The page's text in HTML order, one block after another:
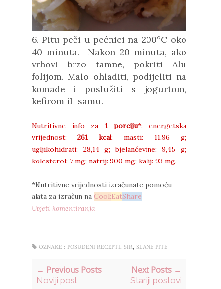
6. Pitu peči u pećnici na 200°C oko
40 minuta. Nakon 20 minuta, ako
vrhovi brzo tamne, pokriti Alu
folijom. Malo ohladiti, podijeliti na
komade i poslužiti s jogurtom,
kefirom ili samu.
Nutritivne info za1 porciju*: energetska
vrijednost:261 kcal; masti: 11,96 g;
ugljikohidrati: 28,14 g; bjelančevine: 9,45 g;
kolesterol: 7 mg; natrij: 900 mg; kalij: 93 mg.
*Nutritivne vrijednosti izračunate pomoću
alata za izračun na CookEatShare
Uvjeti komentiranja
OZNAKE : POSUĐENI RECEPTI, SIR, SLANE PITE
← Previous Posts
Noviji post
Next Posts →
Stariji postovi